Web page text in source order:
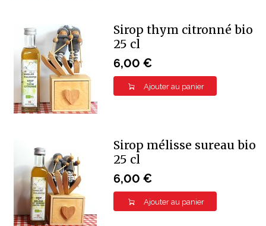
Sirop thym citronné bio
25 cl
6,00 €
Ajouter au panier
Sirop mélisse sureau bio
25 cl
6,00 €
Ajouter au panier